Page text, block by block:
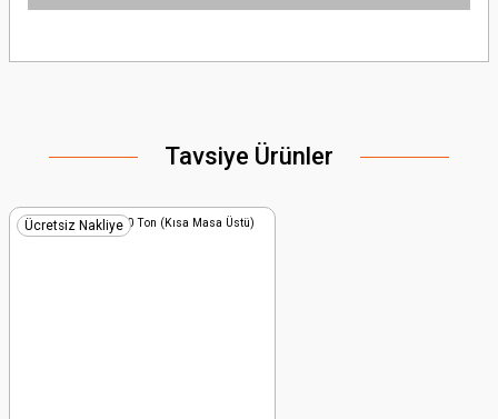
yetersiz gördüğünüz noktaları öneri formunu kullanarak tarafımıza
Ürün resmi kalitesiz, bozuk veya görüntülenemiyor.
Ürün bilgilerinde hatalar bulunuyor.
Tavsiye Ürünler
Ücretsiz Nakliye